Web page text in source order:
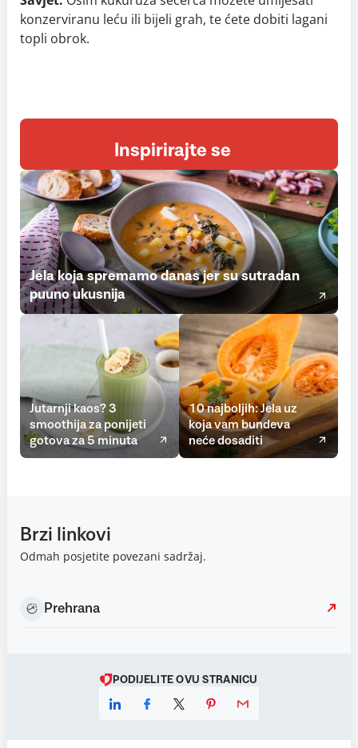
konzerviranu leću ili bijeli grah, te ćete dobiti lagani
topli obrok.
Inspirirajte se
Jela koja spremamo danas jer su sutradan
puuno ukusnija
Jutarnji kaos? 3
smoothija za ponijeti
gotova za 5 minuta
10 najboljih: Jela uz
koja vam bundeva
neće dosaditi
Brzi linkovi
Odmah posjetite povezani sadržaj.
Prehrana
PODIJELITE OVU STRANICU